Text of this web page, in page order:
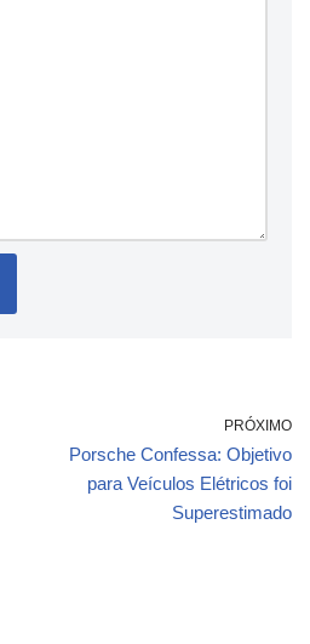
PRÓXIMO
Porsche Confessa: Objetivo
para Veículos Elétricos foi
Superestimado